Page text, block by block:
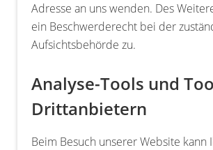
Adresse an uns wenden. Des
ein Beschwerderecht bei der
Aufsichtsbehörde zu.
Analyse-Tools und
Drittanbietern
Beim Besuch unserer Website kann